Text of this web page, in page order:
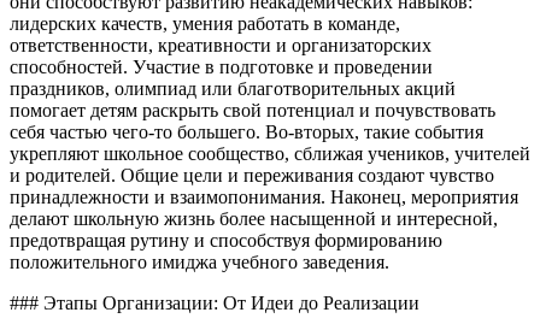
лидерских качеств, умения работать в команде,
ответственности, креативности и организаторских
способностей. Участие в подготовке и проведении
праздников, олимпиад или благотворительных акций
помогает детям раскрыть свой потенциал и почувствовать
себя частью чего-то большего. Во-вторых, такие события
укрепляют школьное сообщество, сближая учеников, учителей
и родителей. Общие цели и переживания создают чувство
принадлежности и взаимопонимания. Наконец, мероприятия
делают школьную жизнь более насыщенной и интересной,
предотвращая рутину и способствуя формированию
положительного имиджа учебного заведения.
### Этапы Организации: От Идеи до Реализации